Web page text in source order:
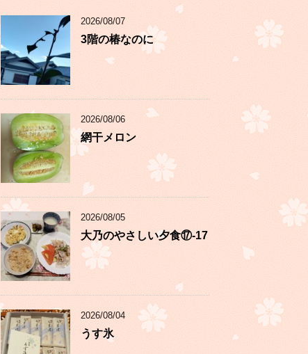
2026/08/07
3階の椿なのに
2026/08/06
網干メロン
2026/08/05
大乃のやさしい夕食⑰-17
2026/08/04
うす氷